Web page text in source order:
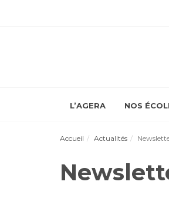
L’AGERA NOS
Accueil Actualités